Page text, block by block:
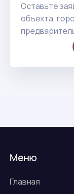
Оставьте
объекта,
Меню
Главная